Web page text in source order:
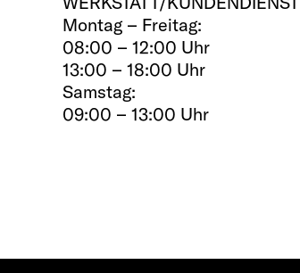
Montag – Freitag:
08:00 – 12:00 Uhr
13:00 – 18:00 Uhr
Samstag:
09:00 – 13:00 Uhr